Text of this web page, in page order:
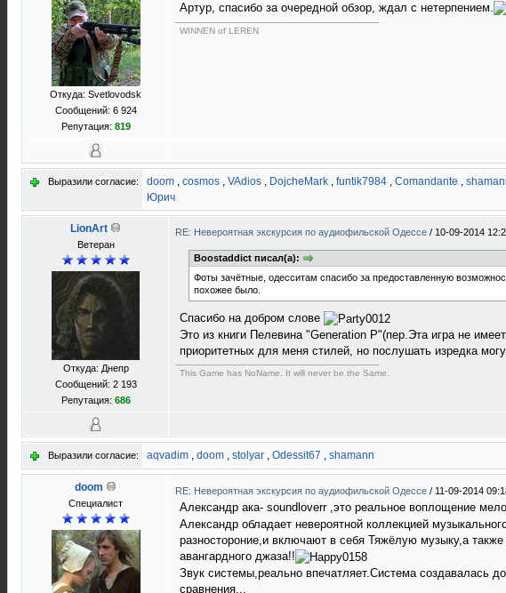
Откуда: Svetlovodsk
Сообщений: 6 924
Репутация: 819
Артур, спасибо за очередной обзор, ждал с нетерпением.
WINNEN of LEREN
Выразили согласие: doom , cosmos , VAdios , DojcheMark , funtik7984 , Comandante ,
Юрич
LionArt
Ветеран
Откуда: Днепр
Сообщений: 2 193
Репутация: 686
RE: Невероятная экскурсия по аудиофильской Одессе / 10-09-2014
Boostaddict писал(а):
Фоты зачётные, одесситам спасибо за предоставленную
похожее было.
Спасибо на добром слове
Это из книги Пелевина "Generation P"(пер.Эта игра не
приоритетных для меня стилей, но послушать изредка могу.
This Game has NoName. It will never be the Same.
Выразили согласие: aqvadim , doom , stolyar , Odessit67 , shamann
doom
Специалист
RE: Невероятная экскурсия по аудиофильской Одессе / 11-09-2014
Александр ака- soundloverr ,это реальное воплощение
Александр обладает невероятной коллекцией
разностороние,и включают в себя Тяжёлую музыку,а также
авангардного джаза!!
Звук системы,реально впечатляет.Система создавалась
сравнения...